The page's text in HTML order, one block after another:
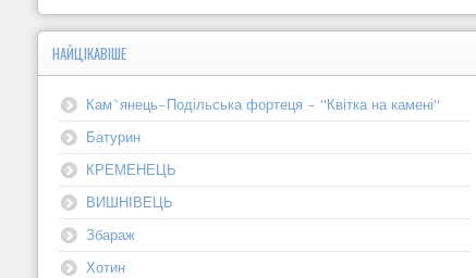
НАЙЦІКАВІШЕ
Кам`янець-Подільська фортеця - "Квітка на камені"
Батурин
КРЕМЕНЕЦЬ
ВИШНІВЕЦЬ
Збараж
Хотин